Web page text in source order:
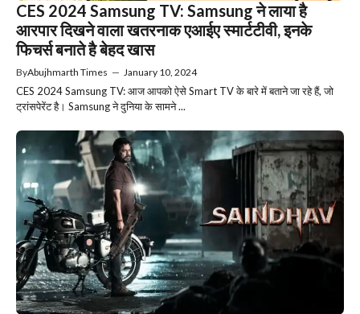
CES 2024 Samsung TV: Samsung ने लाया है
आरपार दिखने वाला खतरनाक एआईए स्मार्टटीवी, इनके
फिचर्स बनाते है बेहद खास
ByAbujhmarth Times — January 10, 2024
CES 2024 Samsung TV: आज आपको ऐसे Smart TV के बारे में बताने जा रहे हैं, जो
ट्रांसपेरेंट है। Samsung ने दुनिया के सामने ...